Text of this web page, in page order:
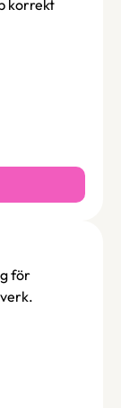
korrekt
för